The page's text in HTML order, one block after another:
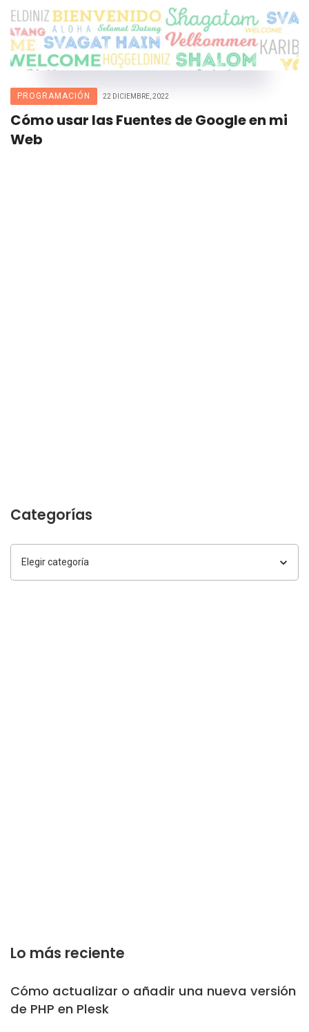
PROGRAMACIÓN 22 DICIEMBRE, 2022
Cómo usar las Fuentes de Google en mi
Web
Categorías
Categorías
Lo más reciente
Cómo actualizar o añadir una nueva versión
de PHP en Plesk